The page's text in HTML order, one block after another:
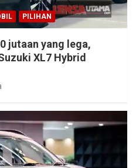
PILIHAN
jutaan yang lega,
XL7 Hybrid